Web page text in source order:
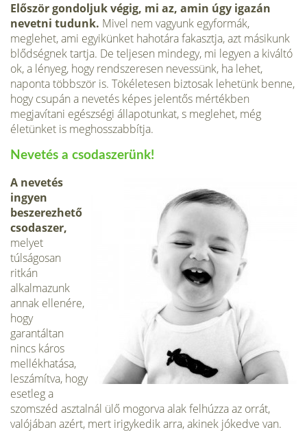
Először gondoljuk végig, mi az, amin úgy igazán
nevetni tudunk. Mivel nem vagyunk egyformák,
meglehet, ami egyikünket hahotára fakasztja, azt másikunk
blődségnek tartja. De teljesen mindegy, mi legyen a kiváltó
ok, a lényeg, hogy rendszeresen nevessünk, ha lehet,
naponta többször is. Tökéletesen biztosak lehetünk benne,
hogy csupán a nevetés képes jelentős mértékben
megjavítani egészségi állapotunkat, s meglehet, még
életünket is meghosszabbítja.
Nevetés a csodaszerünk!
A nevetés
ingyen
beszerezhető
csodaszer,
melyet
túlságosan
ritkán
alkalmazunk
annak ellenére,
hogy
garantáltan
nincs káros
mellékhatása,
leszámítva, hogy
esetleg a
szomszéd asztalnál ülő mogorva alak felhúzza az orrát,
valójában azért, mert irigykedik arra, akinek jókedve van.